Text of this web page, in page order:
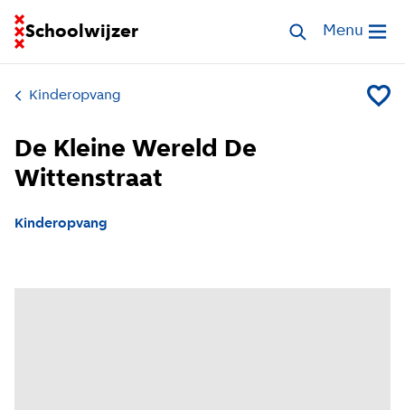
Schoolwijzer
Ga naar homepage van SchoolwijzerZoek opvang
Open
Menu
Kinderopvang Voeg
De Kleine Wereld De
Wittenstraat
Kinderopvang